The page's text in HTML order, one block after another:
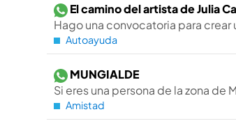
El camino del artista de Julia
Hago una convocatoria para
Autoayuda
MUNGIALDE
Si eres una persona de la zona de
Amistad